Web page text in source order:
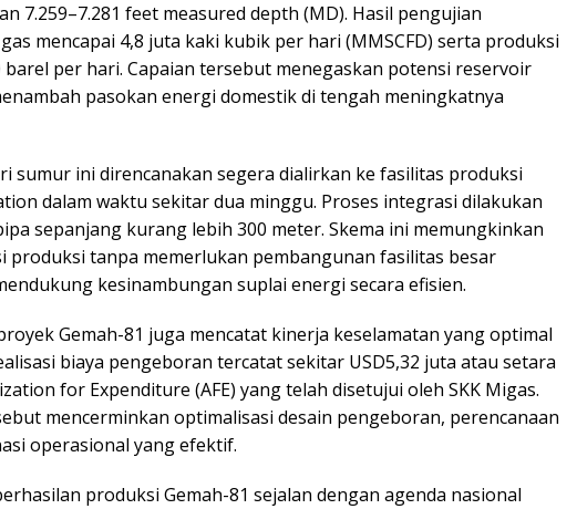
7.259–7.281 feet measured depth (MD). Hasil pengujian
mencapai 4,8 juta kaki kubik per hari (MMSCFD) serta produksi
per hari. Capaian tersebut menegaskan potensi reservoir
pasokan energi domestik di tengah meningkatnya
sumur ini direncanakan segera dialirkan ke fasilitas produksi
dalam waktu sekitar dua minggu. Proses integrasi dilakukan
sepanjang kurang lebih 300 meter. Skema ini memungkinkan
produksi tanpa memerlukan pembangunan fasilitas besar
kesinambungan suplai energi secara efisien.
Gemah-81 juga mencatat kinerja keselamatan yang optimal
biaya pengeboran tercatat sekitar USD5,32 juta atau setara
for Expenditure (AFE) yang telah disetujui oleh SKK Migas.
mencerminkan optimalisasi desain pengeboran, perencanaan
operasional yang efektif.
produksi Gemah-81 sejalan dengan agenda nasional